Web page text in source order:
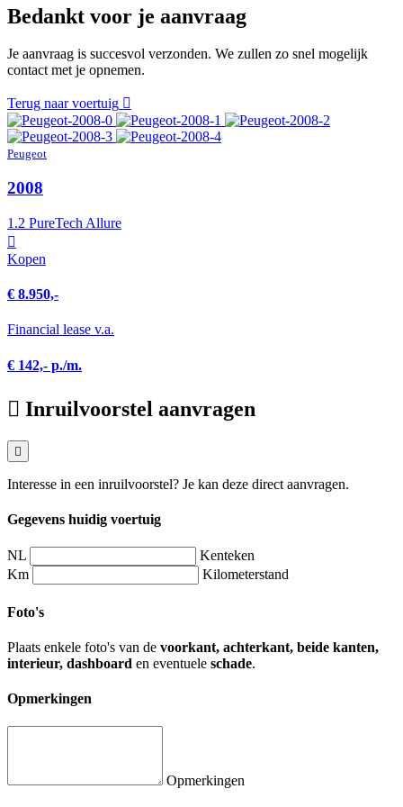
Bedankt voor je aanvraag
Je aanvraag is succesvol verzonden. We zullen zo snel mogelijk
contact met je opnemen.
Terug naar voertuig
Peugeot
2008
1.2 PureTech Allure
Kopen
€ 8.950,-
Financial lease v.a.
€ 142,- p./m.
Inruilvoorstel aanvragen
Interesse in een inruilvoorstel? Je kan deze direct aanvragen.
Gegevens huidig voertuig
NL
Kenteken
Km
Kilometerstand
Foto's
Plaats enkele foto's van de voorkant, achterkant, beide kanten,
interieur, dashboard en eventuele schade.
Opmerkingen
Opmerkingen